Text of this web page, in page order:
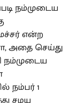
நம்முடைய
என்ற
அதை செய்து
நம்முடைய
நம்பர் 1